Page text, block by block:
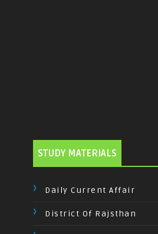
STUDY MATERIALS
Daily Current Affair
District Of Rajsthan